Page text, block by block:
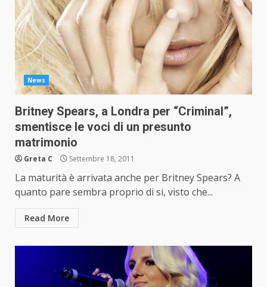
News
Britney Spears, a Londra per “Criminal”,
smentisce le voci di un presunto
matrimonio
Greta C Settembre 18, 2011
La maturità è arrivata anche per Britney Spears? A
quanto pare sembra proprio di si, visto che...
Read More